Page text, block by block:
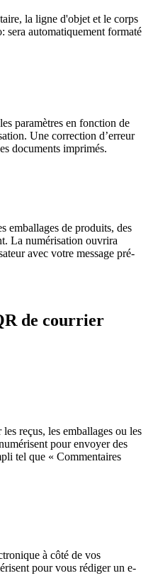
la ligne d'objet et le corps
sera automatiquement formaté
paramètres en fonction de
Une correction d’erreur
documents imprimés.
emballages de produits, des
La numérisation ouvrira
avec votre message pré-
de courrier
reçus, les emballages ou les
pour envoyer des
tel que « Commentaires
à côté de vos
pour vous rédiger un e-